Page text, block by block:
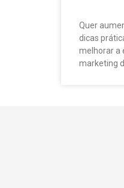
Quer
dicas
melhorar a
marketing